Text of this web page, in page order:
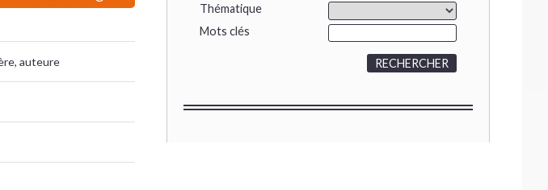
Thématique
Mots clés
auteure